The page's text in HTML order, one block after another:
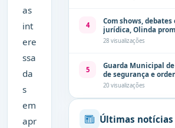
as
int
ere
ssa
da
s
em
apr
4
Com shows,
jurídica, Olinda
de combate à
neste sábado (8)
28 visualizações
5
Guarda Municipal
de segurança e
20 visualizações
Últimas notícias